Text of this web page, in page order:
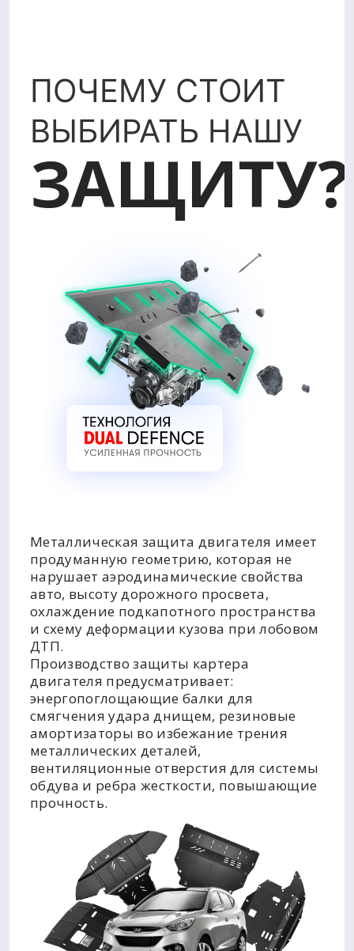
ПОЧЕМУ СТОИТ
ВЫБИРАТЬ НАШУ
ЗАЩИТУ?
Металлическая защита двигателя имеет
продуманную геометрию, которая не
нарушает аэродинамические свойства
авто, высоту дорожного просвета,
охлаждение подкапотного пространства
и схему деформации кузова при лобовом
ДТП.
Производство защиты картера
двигателя предусматривает:
энергопоглощающие балки для
смягчения удара днищем, резиновые
амортизаторы во избежание трения
металлических деталей,
вентиляционные отверстия для системы
обдува и ребра жесткости, повышающие
прочность.